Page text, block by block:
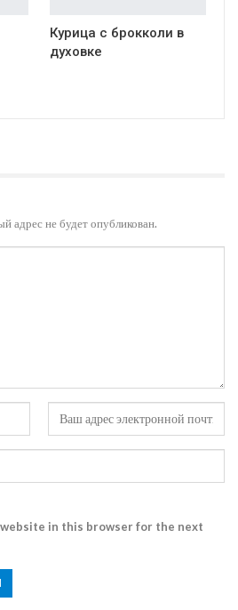
Курица с брокколи в
духовке
адрес не будет опубликован.
website in this browser for the next